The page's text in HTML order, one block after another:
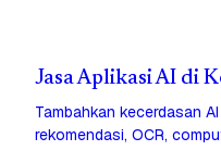
Jasa Aplikasi AI di
Tambahkan kecerdasan
rekomendasi, OCR,